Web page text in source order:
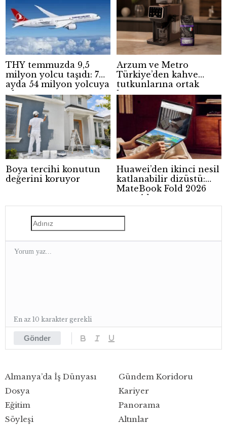
THY temmuzda 9,5
milyon yolcu taşıdı: 7
ayda 54 milyon yolcuya
ulaştı
Arzum ve Metro
Türkiye’den kahve
tutkunlarına ortak
kampanya
Boya tercihi konutun
değerini koruyor
Huawei’den ikinci nesil
katlanabilir dizüstü:
MateBook Fold 2026
tanıtıldı
Gönder
En az 10 karakter gerekli
Almanya’da İş Dünyası
Dosya
Eğitim
Gündem Koridoru
Kariyer
Panorama
Söyleşi
Altınlar